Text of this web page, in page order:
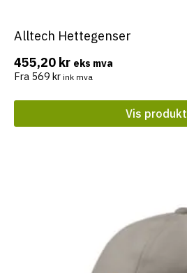
Alltech Hettegenser
455,20 kr eks mva
Fra 569 kr ink mva
Vis produkt
Dette
har
flere
varianter.
kan